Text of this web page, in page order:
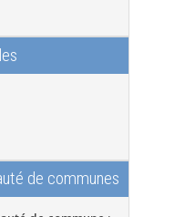
de communes